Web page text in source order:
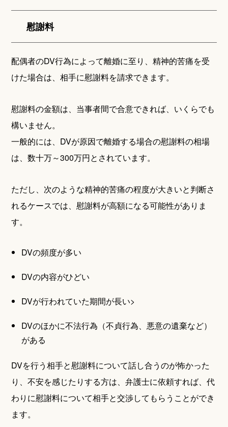
慰謝料
配偶者のDV行為によって離婚に至り、精神的苦痛を受
けた場合は、相手に慰謝料を請求できます。
慰謝料の金額は、当事者間で合意できれば、いくらでも
構いません。
一般的には、DVが原因で離婚する場合の慰謝料の相場
は、数十万～300万円とされています。
ただし、次のような精神的苦痛の程度が大きいと判断さ
れるケースでは、慰謝料が高額になる可能性がありま
す。
DVの頻度が多い
DVの内容がひどい
DVが行われていた期間が長い>
DVのほかに不法行為（不貞行為、悪意の遺棄など）
がある
DVを行う相手と慰謝料について話し合うのが怖かった
り、不安を感じたりする方は、弁護士に依頼すれば、代
わりに慰謝料について相手と交渉してもらうことができ
ます。